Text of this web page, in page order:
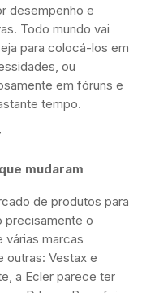
desempenho e
Todo mundo vai
para colocá-los em
ou
em fóruns e
tempo.
mudaram
de produtos para
precisamente o
várias marcas
outras: Vestax e
a Ecler parece ter